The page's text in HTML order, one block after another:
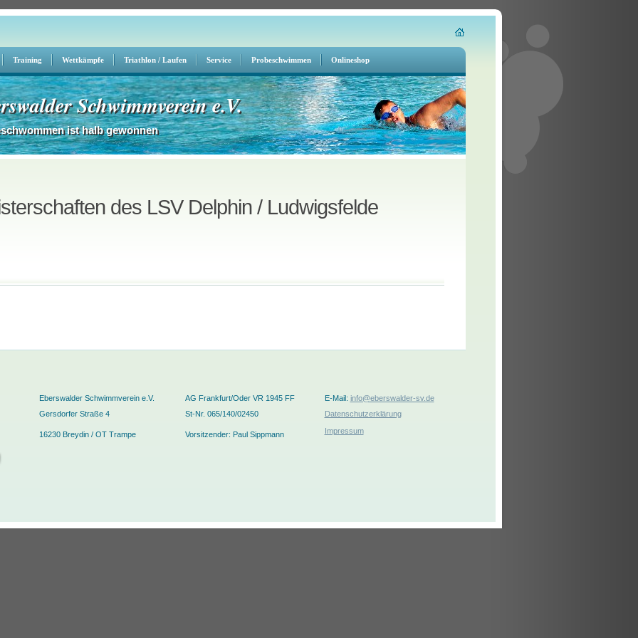
Training Wettkämpfe Triathlon / Laufen Service Probeschwimmen Onlineshop
Schwimmverein e.V.
ist halb gewonnen
des LSV Delphin / Ludwigsfelde
Eberswalder Schwimmverein e.V. AG Frankfurt/Oder VR 1945 FF E-Mail: info@eberswalder-sv.de
Gersdorfer Straße 4
St-Nr. 065/140/02450 Datenschutzerklärung
16230 Breydin / OT Trampe Vorsitzender: Paul Sippmann Impressum